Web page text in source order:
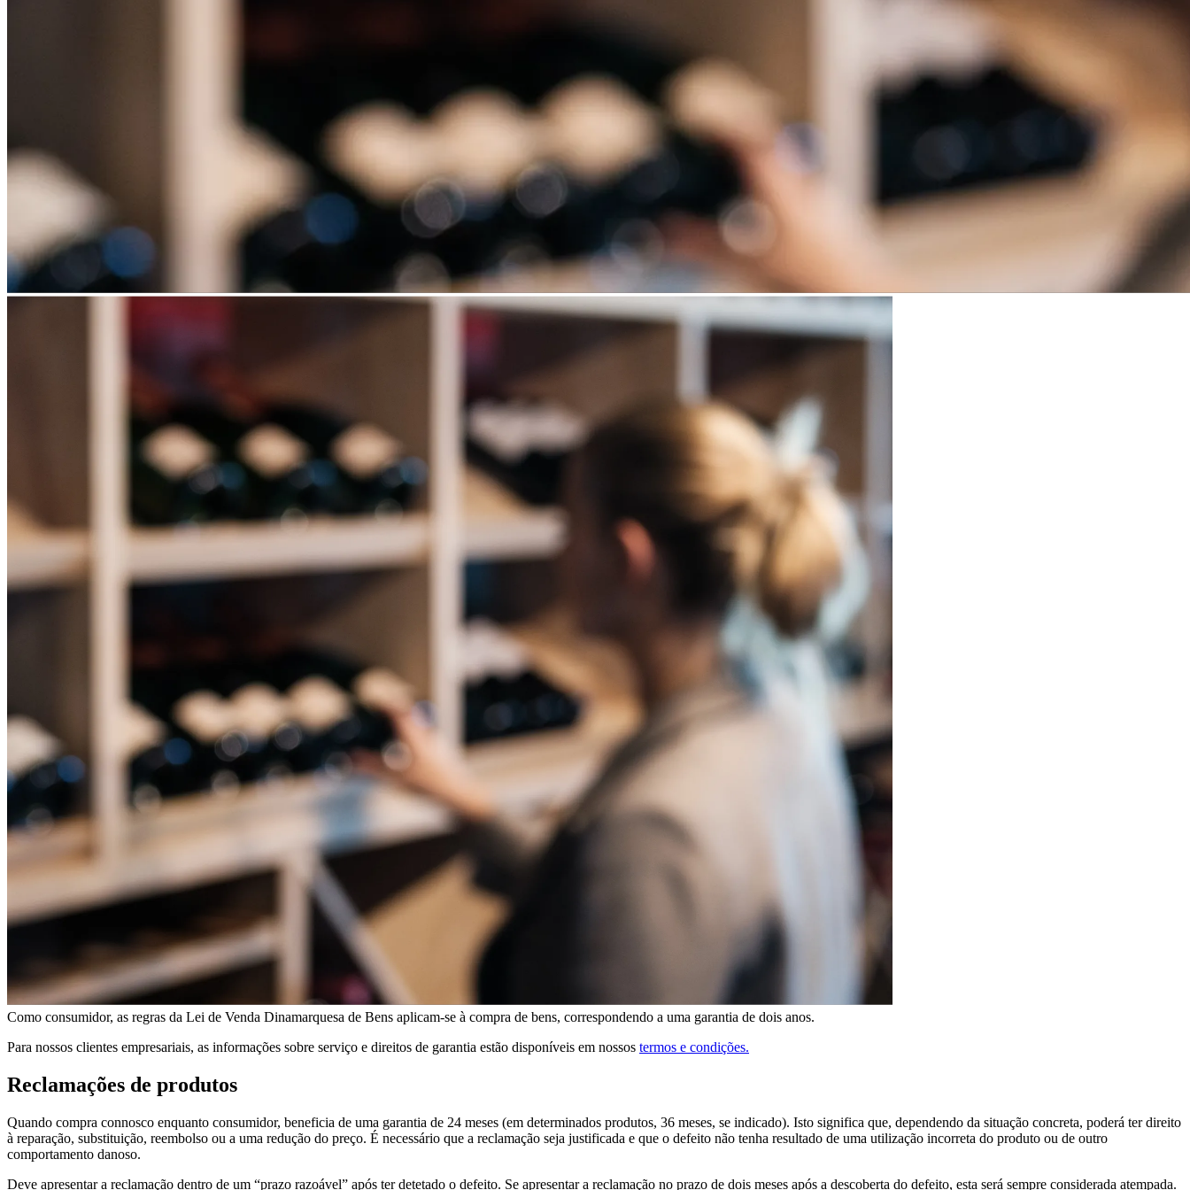
Garantia e garantia legal
Como consumidor, as regras da Lei de Venda Dinamarquesa de Bens aplicam-se à compra de bens, correspondendo a uma garantia de dois anos.
Para nossos clientes empresariais, as informações sobre serviço e direitos de garantia estão disponíveis em nossos termos e condições.
Reclamações de produtos
Quando compra connosco enquanto consumidor, beneficia de uma garantia de 24 meses (em determinados produtos, 36 meses, se indicado). Isto significa que, dependendo da situação concreta, poderá ter direito
à reparação, substituição, reembolso ou a uma redução do preço. É necessário que a reclamação seja justificada e que o defeito não tenha resultado de uma utilização incorreta do produto ou de outro
comportamento danoso.
Deve apresentar a reclamação dentro de um “prazo razoável” após ter detetado o defeito. Se apresentar a reclamação no prazo de dois meses após a descoberta do defeito, esta será sempre considerada atempada.